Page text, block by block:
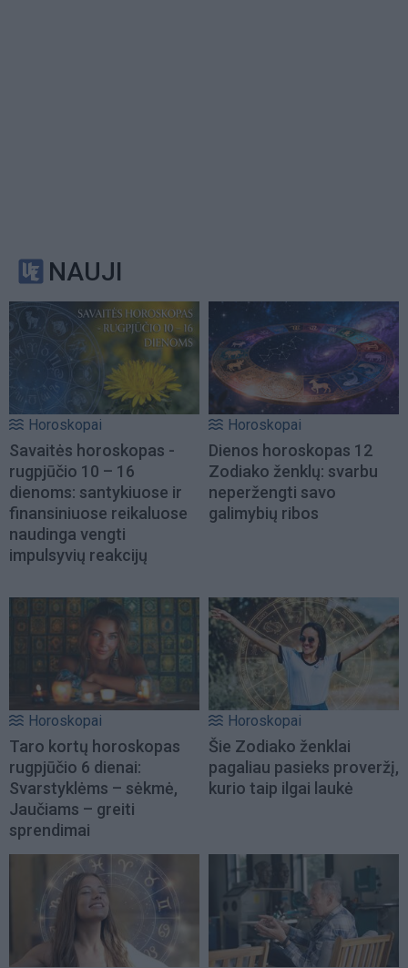
NAUJI
Horoskopai
Savaitės horoskopas -
rugpjūčio 10 – 16
dienoms: santykiuose ir
finansiniuose reikaluose
naudinga vengti
impulsyvių reakcijų
Horoskopai
Dienos horoskopas 12
Zodiako ženklų: svarbu
neperžengti savo
galimybių ribos
Horoskopai
Taro kortų horoskopas
rugpjūčio 6 dienai:
Svarstyklėms – sėkmė,
Jaučiams – greiti
sprendimai
Horoskopai
Šie Zodiako ženklai
pagaliau pasieks proveržį,
kurio taip ilgai laukė